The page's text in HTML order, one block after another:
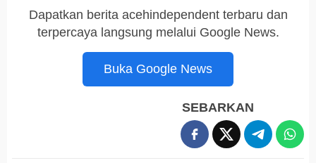
Dapatkan berita acehindependent terbaru dan
terpercaya langsung melalui Google News.
Buka Google News
SEBARKAN